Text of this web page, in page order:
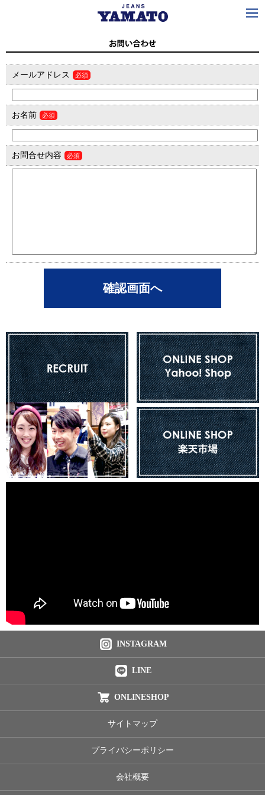
メールアドレス 必須
お名前 必須
お問合せ内容 必須
INSTAGRAM
LINE
ONLINESHOP
サイトマップ
プライバシーポリシー
会社概要